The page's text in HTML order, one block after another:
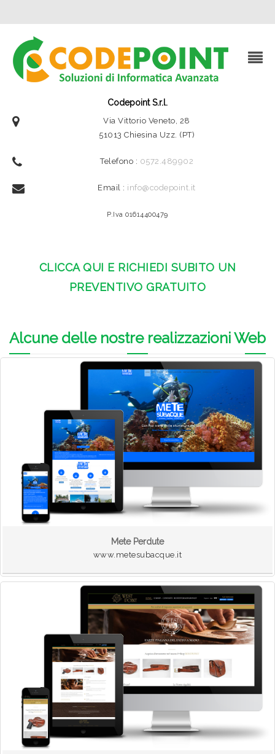
Codepoint S.r.l.
Via Vittorio Veneto, 28
51013 Chiesina Uzz. (PT)
Telefono : 0572.489902
Email : info@codepoint.it
P.Iva 01614400479
CLICCA QUI E RICHIEDI SUBITO UN
PREVENTIVO GRATUITO
Alcune delle nostre realizzazioni Web
Mete Perdute
www.metesubacque.it